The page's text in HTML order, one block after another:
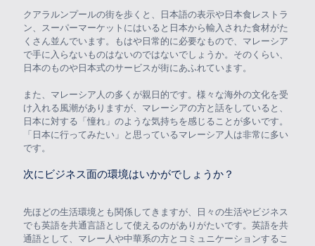
クアラルンプールの街を歩くと、日本語の表示や日本食レストラ
ン、スーパーマーケットにはいると日本から輸入された食材がた
くさん並んでいます。もはや日常的に必要なもので、マレーシア
で手に入らないものはないのではないでしょうか。そのくらい、
日本のものや日本式のサービスが街にあふれています。
また、マレーシア人の多くが親日的です。様々な海外の文化を受
け入れる風潮がありますが、マレーシアの方と話をしていると、
日本に対する「憧れ」のような気持ちを感じることが多いです。
「日本に行ってみたい」と思っているマレーシア人は非常に多い
です。
次にビジネス面の環境はいかがでしょうか？
先ほどの生活環境とも関係してきますが、日々の生活やビジネス
でも英語を共通言語として使えるのがありがたいです。英語を共
通語として、マレー人や中華系の方とコミュニケーションするこ